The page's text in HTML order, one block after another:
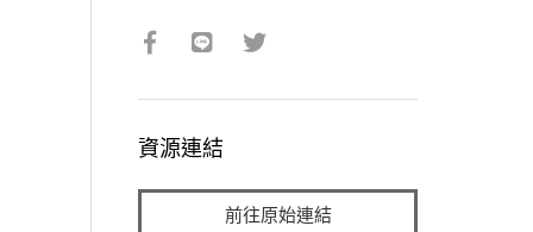
資源連結
前往原始連結